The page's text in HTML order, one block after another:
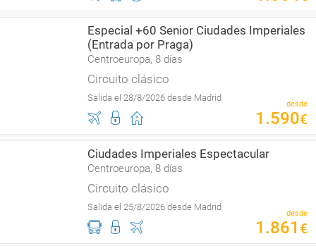
Especial +60 Senior Ciudades Imperiales
(Entrada por Praga)
Centroeuropa, 8 días
Circuito clásico
Salida el 28/8/2026 desde Madrid
desde
1 .590€
Ciudades Imperiales Espectacular
Centroeuropa, 8 días
Circuito clásico
Salida el 25/8/2026 desde Madrid
desde
1 .861 €